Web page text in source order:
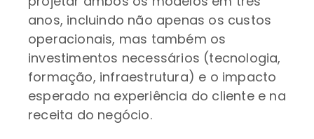
anos, incluindo não apenas os custos
operacionais, mas também os
investimentos necessários (tecnologia,
formação, infraestrutura) e o impacto
esperado na experiência do cliente e na
receita do negócio.